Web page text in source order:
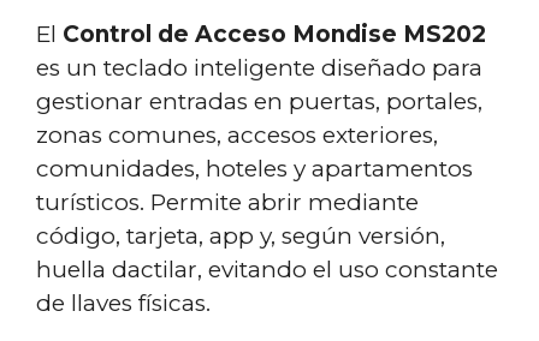
El Control de Acceso Mondise MS202
es un teclado inteligente diseñado para
gestionar entradas en puertas, portales,
zonas comunes, accesos exteriores,
comunidades, hoteles y apartamentos
turísticos. Permite abrir mediante
código, tarjeta, app y, según versión,
huella dactilar, evitando el uso constante
de llaves físicas.